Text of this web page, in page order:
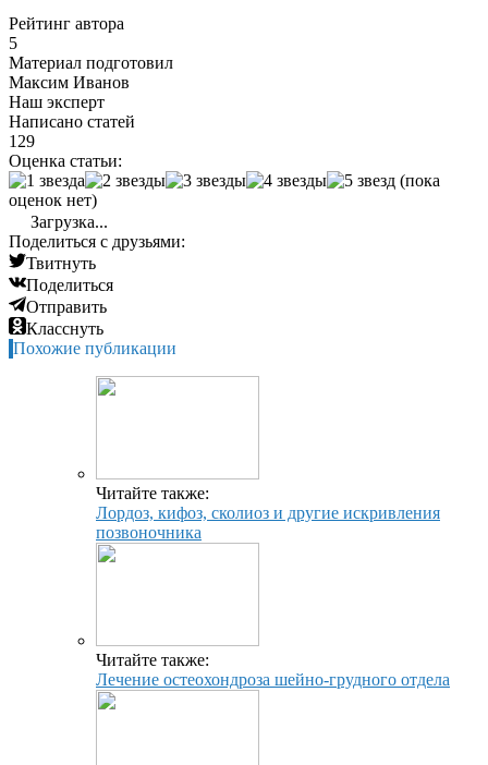
Рейтинг автора
5
Материал подготовил
Максим Иванов
Наш эксперт
Написано статей
129
Оценка статьи:
(пока
оценок нет)
Загрузка...
Поделиться с друзьями:
Твитнуть
Поделиться
Отправить
Класснуть
Похожие публикации
Читайте также:
Лордоз, кифоз, сколиоз и другие искривления
позвоночника
Читайте также:
Лечение остеохондроза шейно-грудного отдела